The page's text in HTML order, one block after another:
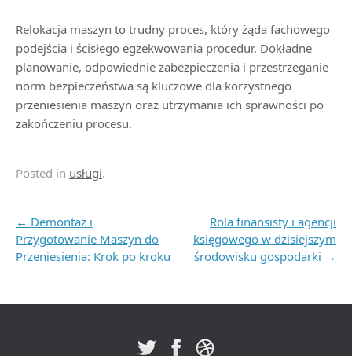
Relokacja maszyn to trudny proces, który żąda fachowego
podejścia i ścisłego egzekwowania procedur. Dokładne
planowanie, odpowiednie zabezpieczenia i przestrzeganie
norm bezpieczeństwa są kluczowe dla korzystnego
przeniesienia maszyn oraz utrzymania ich sprawności po
zakończeniu procesu.
Posted in usługi.
Post navigation
← Demontaż i
Przygotowanie Maszyn do
Przeniesienia: Krok po kroku
Rola finansisty i agencji
księgowego w dzisiejszym
środowisku gospodarki →